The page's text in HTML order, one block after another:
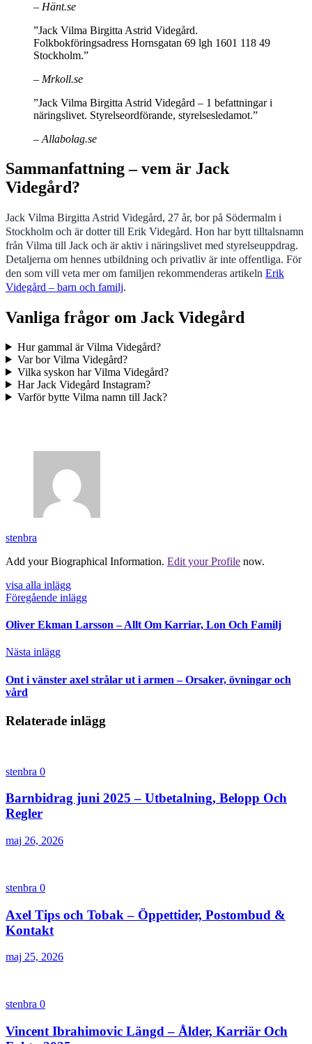
– Hänt.se
”Jack Vilma Birgitta Astrid Videgård.
Folkbokföringsadress Hornsgatan 69 lgh 1601 118 49
Stockholm.”
– Mrkoll.se
”Jack Vilma Birgitta Astrid Videgård – 1 befattningar i
näringslivet. Styrelseordförande, styrelsesledamot.”
– Allabolag.se
Sammanfattning – vem är Jack
Videgård?
Jack Vilma Birgitta Astrid Videgård, 27 år, bor på Södermalm i
Stockholm och är dotter till Erik Videgård. Hon har bytt tilltalsnamn
från Vilma till Jack och är aktiv i näringslivet med styrelseuppdrag.
Detaljerna om hennes utbildning och privatliv är inte offentliga. För
den som vill veta mer om familjen rekommenderas artikeln Erik
Videgård – barn och familj.
Vanliga frågor om Jack Videgård
Hur gammal är Vilma Videgård?
Var bor Vilma Videgård?
Vilka syskon har Vilma Videgård?
Har Jack Videgård Instagram?
Varför bytte Vilma namn till Jack?
stenbra
Add your Biographical Information. Edit your Profile now.
visa alla inlägg
Föregående inlägg
Oliver Ekman Larsson – Allt Om Karriar, Lon Och Familj
Nästa inlägg
Ont i vänster axel strålar ut i armen – Orsaker, övningar och
vård
Relaterade inlägg
stenbra 0
Barnbidrag juni 2025 – Utbetalning, Belopp Och
Regler
maj 26, 2026
stenbra 0
Axel Tips och Tobak – Öppettider, Postombud &
Kontakt
maj 25, 2026
stenbra 0
Vincent Ibrahimovic Längd – Ålder, Karriär Och